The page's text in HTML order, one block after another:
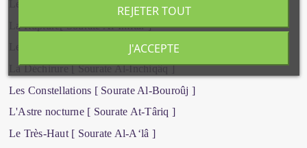
La Rupture[ Sourate Al-Infitâr ]
Les Fraudeurs [ Soûrate Al-Mutaffifîne ]
La Déchirure [ Sourate Al-Inchiqâq ]
Les Constellations [ Sourate Al-Bouroûj ]
L'Astre nocturne [ Sourate At-Târiq ]
Le Très-Haut [ Sourate Al-A‘lâ ]
REJETER TOUT
J'ACCEPTE